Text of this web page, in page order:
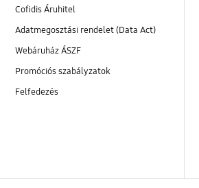
Cofidis Áruhitel
Adatmegosztási rendelet (Data Act)
Webáruház ÁSZF
Promóciós szabályzatok
Felfedezés